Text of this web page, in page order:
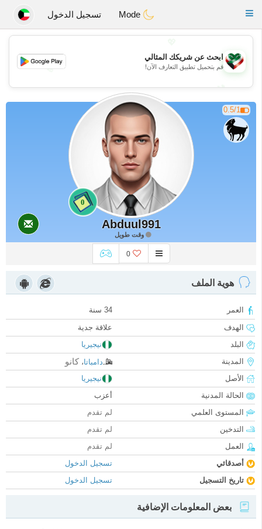
KuwaitChat
Toggle
تسجيل الدخول
💖
💕
💕
ابحث عن شريكك المثالي
قم بتحميل تطبيق التعارف الآن!
0.5/1
0
Abduul991
وقت طويل
0
هوية الملف
العمر
34 سنة
الهدف
علاقة جدية
البلد
نيجيريا
المدينة
دامباتا، كانو
الأصل
نيجيريا
الحالة المدنية
أعزب
المستوى العلمي
لم تقدم
التدخين
لم تقدم
العمل
لم تقدم
أصدقائي
تسجيل الدخول
تاريخ التسجيل
تسجيل الدخول
بعض المعلومات الإضافية